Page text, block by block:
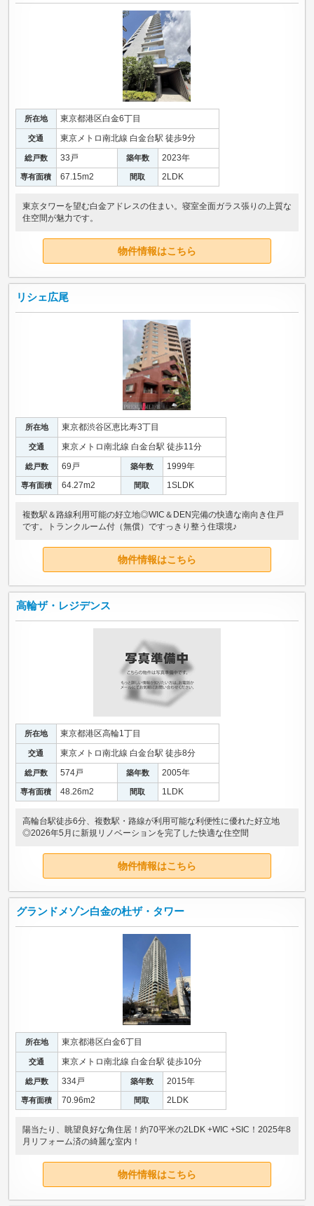
所在地 東京都港区白金6丁目
交通 東京メトロ南北線 白金台駅 徒歩9分
総戸数 33戸 築年数 2023年
専有面積 67.15m2 間取 2LDK
東京タワーを望む白金アドレスの住まい。寝室全面ガラス張りの上質な
住空間が魅力です。
物件情報はこちら
リシェ広尾
所在地 東京都渋谷区恵比寿3丁目
交通 東京メトロ南北線 白金台駅 徒歩11分
総戸数 69戸 築年数 1999年
専有面積 64.27m2 間取 1SLDK
複数駅＆路線利用可能の好立地◎WIC＆DEN完備の快適な南向き住戸
です。トランクルーム付（無償）ですっきり整う住環境♪
物件情報はこちら
高輪ザ・レジデンス
所在地 東京都港区高輪1丁目
交通 東京メトロ南北線 白金台駅 徒歩8分
総戸数 574戸 築年数 2005年
専有面積 48.26m2 間取 1LDK
高輪台駅徒歩6分、複数駅・路線が利用可能な利便性に優れた好立地
◎2026年5月に新規リノベーションを完了した快適な住空間
物件情報はこちら
グランドメゾン白金の杜ザ・タワー
所在地 東京都港区白金6丁目
交通 東京メトロ南北線 白金台駅 徒歩10分
総戸数 334戸 築年数 2015年
専有面積 70.96m2 間取 2LDK
陽当たり、眺望良好な角住居！約70平米の2LDK +WIC +SIC！2025年8
月リフォーム済の綺麗な室内！
物件情報はこちら